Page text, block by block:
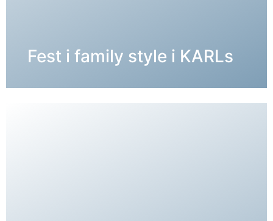
Fest i family style i KARLs
DETALJER →